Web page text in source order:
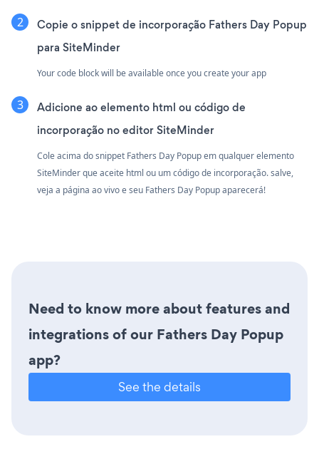
Copie o snippet de incorporação Fathers Day Popup
para SiteMinder
Your code block will be available once you create your app
Adicione ao elemento html ou código de
incorporação no editor SiteMinder
Cole acima do snippet Fathers Day Popup em qualquer elemento
SiteMinder que aceite html ou um código de incorporação. salve,
veja a página ao vivo e seu Fathers Day Popup aparecerá!
Need to know more about features and
integrations of our Fathers Day Popup
app?
See the details